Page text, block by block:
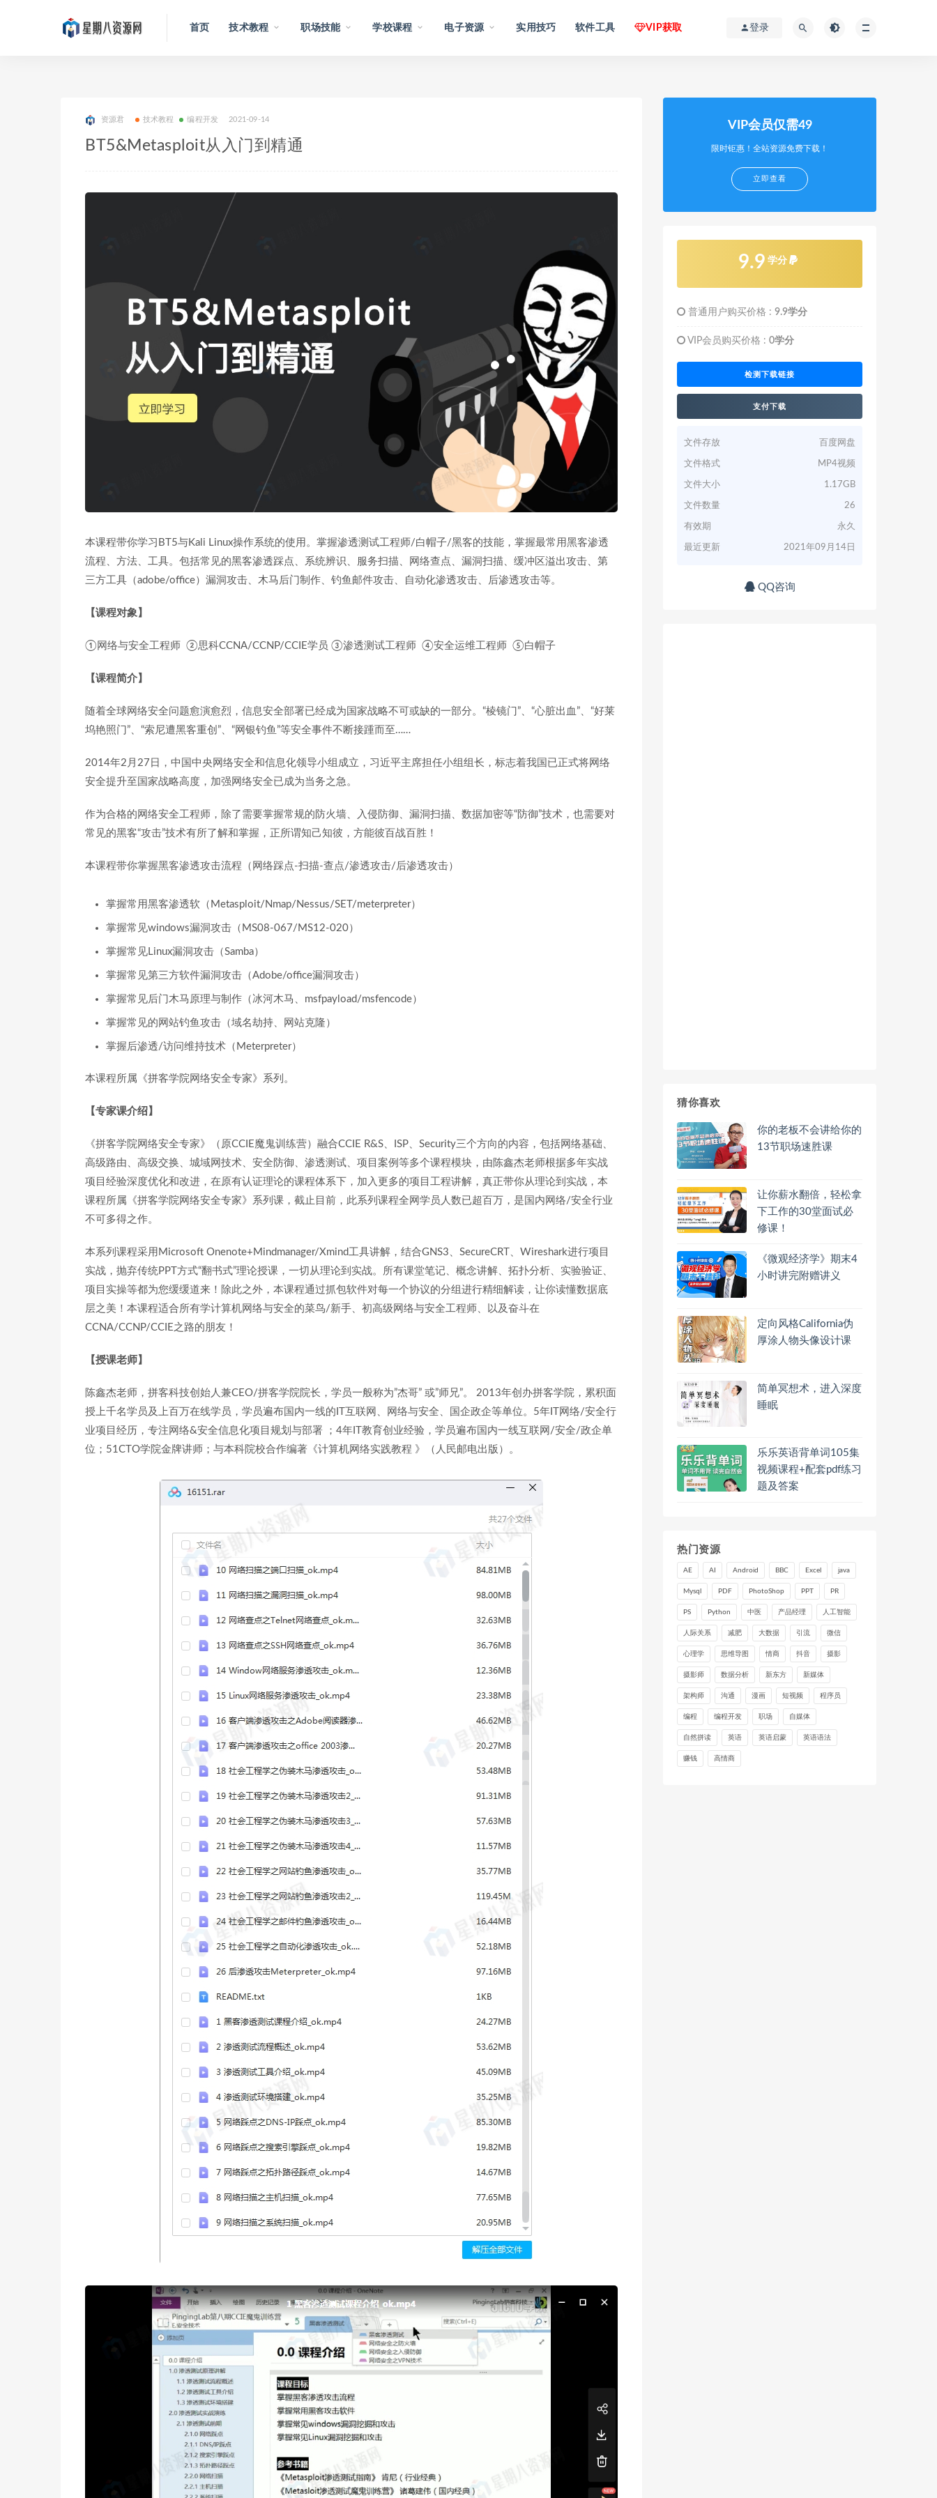
首页 技术教程 职场技能 学校课程 电子资源 实用技巧 软件工具 VIP获取 登录
资源君 技术教程 编程开发 2021-09-14
BT5&Metasploit从入门到精通
本课程带你学习BT5与Kali Linux操作系统的使用。掌握渗透测试工程师/白帽子/黑客的技能，掌握最常用黑客渗透
流程、方法、工具。包括常见的黑客渗透踩点、系统辨识、服务扫描、网络查点、漏洞扫描、缓冲区溢出攻击、第
三方工具（adobe/office）漏洞攻击、木马后门制作、钓鱼邮件攻击、自动化渗透攻击、后渗透攻击等。
【课程对象】
①网络与安全工程师 ②思科CCNA/CCNP/CCIE学员 ③渗透测试工程师 ④安全运维工程师 ⑤白帽子
【课程简介】
随着全球网络安全问题愈演愈烈，信息安全部署已经成为国家战略不可或缺的一部分。“棱镜门”、“心脏出血”、“好莱
坞艳照门”、“索尼遭黑客重创”、“网银钓鱼”等安全事件不断接踵而至……
2014年2月27日，中国中央网络安全和信息化领导小组成立，习近平主席担任小组组长，标志着我国已正式将网络
安全提升至国家战略高度，加强网络安全已成为当务之急。
作为合格的网络安全工程师，除了需要掌握常规的防火墙、入侵防御、漏洞扫描、数据加密等“防御”技术，也需要对
常见的黑客“攻击”技术有所了解和掌握，正所谓知己知彼，方能彼百战百胜！
本课程带你掌握黑客渗透攻击流程（网络踩点-扫描-查点/渗透攻击/后渗透攻击）
掌握常用黑客渗透软（Metasploit/Nmap/Nessus/SET/meterpreter）
掌握常见windows漏洞攻击（MS08-067/MS12-020）
掌握常见Linux漏洞攻击（Samba）
掌握常见第三方软件漏洞攻击（Adobe/office漏洞攻击）
掌握常见后门木马原理与制作（冰河木马、msfpayload/msfencode）
掌握常见的网站钓鱼攻击（域名劫持、网站克隆）
掌握后渗透/访问维持技术（Meterpreter）
本课程所属《拼客学院网络安全专家》系列。
【专家课介绍】
《拼客学院网络安全专家》（原CCIE魔鬼训练营）融合CCIE R&S、ISP、Security三个方向的内容，包括网络基础、
高级路由、高级交换、城域网技术、安全防御、渗透测试、项目案例等多个课程模块，由陈鑫杰老师根据多年实战
项目经验深度优化和改进，在原有认证理论的课程体系下，加入更多的项目工程讲解，真正带你从理论到实战，本
课程所属《拼客学院网络安全专家》系列课，截止目前，此系列课程全网学员人数已超百万，是国内网络/安全行业
不可多得之作。
本系列课程采用Microsoft Onenote+Mindmanager/Xmind工具讲解，结合GNS3、SecureCRT、Wireshark进行项目
实战，抛弃传统PPT方式“翻书式”理论授课，一切从理论到实战。所有课堂笔记、概念讲解、拓扑分析、实验验证、
项目实操等都为您缓缓道来！除此之外，本课程通过抓包软件对每一个协议的分组进行精细解读，让你读懂数据底
层之美！本课程适合所有学计算机网络与安全的菜鸟/新手、初高级网络与安全工程师、以及奋斗在
CCNA/CCNP/CCIE之路的朋友！
【授课老师】
陈鑫杰老师，拼客科技创始人兼CEO/拼客学院院长，学员一般称为”杰哥” 或”师兄”。 2013年创办拼客学院，累积面
授上千名学员及上百万在线学员，学员遍布国内一线的IT互联网、网络与安全、国企政企等单位。5年IT网络/安全行
业项目经历，专注网络&安全信息化项目规划与部署 ；4年IT教育创业经验，学员遍布国内一线互联网/安全/政企单
位；51CTO学院金牌讲师；与本科院校合作编著《计算机网络实践教程 》（人民邮电出版）。
VIP会员仅需49
限时钜惠！全站资源免费下载！
立即查看
9.9 学分
普通用户购买价格 : 9.9学分
VIP会员购买价格 : 0学分
检测下载链接
支付下载
文件存放 百度网盘
文件格式 MP4视频
文件大小 1.17GB
文件数量 26
有效期 永久
最近更新 2021年09月14日
QQ咨询
猜你喜欢
你的老板不会讲给你的
13节职场速胜课
让你薪水翻倍，轻松拿
下工作的30堂面试必
修课！
《微观经济学》期末4
小时讲完附赠讲义
定向风格California伪
厚涂人物头像设计课
简单冥想术，进入深度
睡眠
乐乐英语背单词105集
视频课程+配套pdf练习
题及答案
热门资源
AE AI Android BBC Excel java
Mysql PDF PhotoShop PPT PR
PS Python 中医 产品经理 人工智能
人际关系 减肥 大数据 引流 微信
心理学 思维导图 情商 抖音 摄影
摄影师 数据分析 新东方 新媒体
架构师 沟通 漫画 短视频 程序员
编程 编程开发 职场 自媒体
自然拼读 英语 英语启蒙 英语语法
赚钱 高情商